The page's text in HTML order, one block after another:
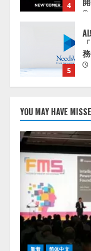
5
1
2
答
YOU MAY HAVE
新着 简体中文